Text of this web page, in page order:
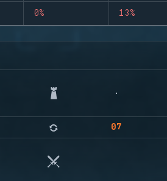
0% 13%
07